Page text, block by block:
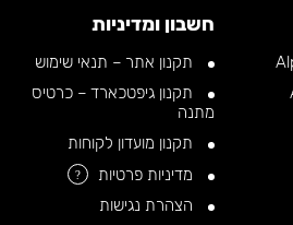
חשבון ומדיניות
תקנון אתר – תנאי שימוש
תקנון גיפטכארד – כרטיס
מתנה
תקנון מועדון לקוחות
מדיניות פרטיות
?
הצהרת נגישות